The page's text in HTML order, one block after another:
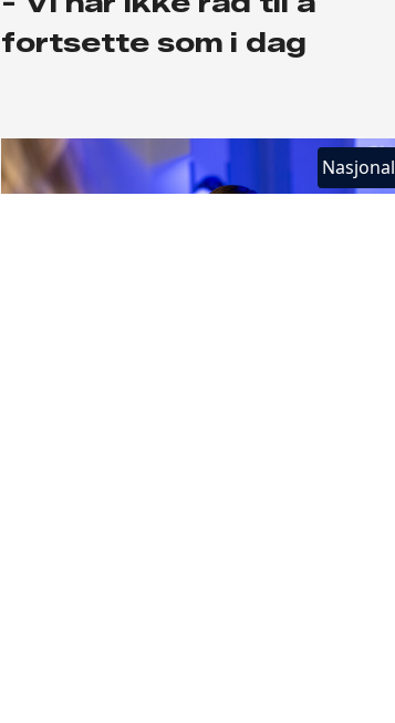
fortsette som i dag
Nasjonal